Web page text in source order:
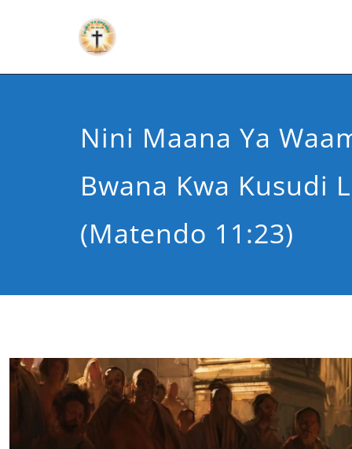
Nini Maana Ya
Bwana Kwa Kusudi
(Matendo 11:23)